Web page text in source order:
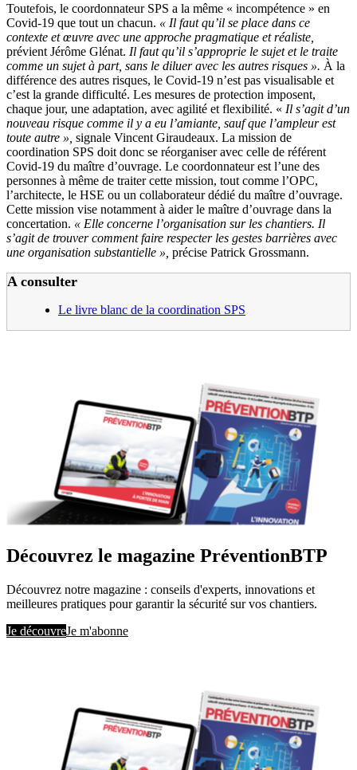
Toutefois, le coordonnateur SPS a la même « incompétence » en
Covid-19 que tout un chacun. « Il faut qu’il se place dans ce
contexte et œuvre avec une approche pragmatique et réaliste,
prévient Jérôme Glénat. Il faut qu’il s’approprie le sujet et le traite
comme un sujet à part, sans le diluer avec les autres risques ». À la
différence des autres risques, le Covid-19 n’est pas visualisable et
c’est la grande difficulté. Les mesures de protection imposent,
chaque jour, une adaptation, avec agilité et flexibilité. « Il s’agit d’un
nouveau risque comme il y a eu l’amiante, sauf que l’ampleur est
toute autre », signale Vincent Giraudeaux. La mission de
coordination SPS doit donc se réorganiser avec celle de référent
Covid-19 du maître d’ouvrage. Le coordonnateur est l’une des
personnes à même de traiter cette mission, tout comme l’OPC,
l’architecte, le HSE ou un collaborateur dédié du maître d’ouvrage.
Cette mission vise notamment à aider le maître d’ouvrage dans la
concertation. « Elle concerne l’organisation sur les chantiers. Il
s’agit de trouver comment faire respecter les gestes barrières avec
une organisation substantielle », précise Patrick Grossmann.
A consulter
Le livre blanc de la coordination SPS
Découvrez le magazine PréventionBTP
Découvrez notre magazine : conseils d'experts, innovations et
meilleures pratiques pour garantir la sécurité sur vos chantiers.
Je découvreJe m'abonne